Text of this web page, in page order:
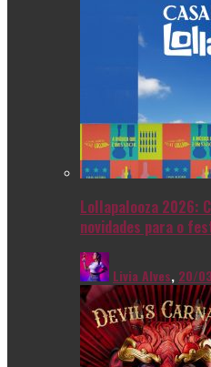
Lollapalooza 2026:
novidades para o
Livia Alves, 20/